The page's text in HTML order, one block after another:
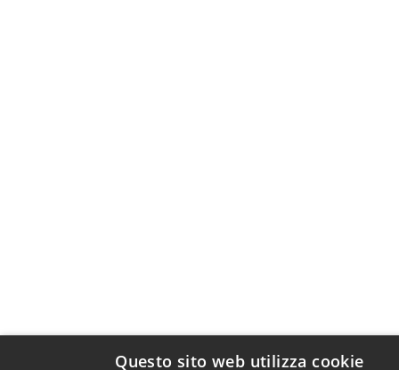
Questo sito web utilizza cookie